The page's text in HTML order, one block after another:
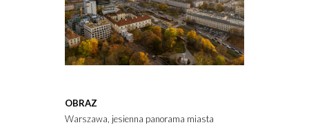
OBRAZ
Warszawa, jesienna panorama miasta